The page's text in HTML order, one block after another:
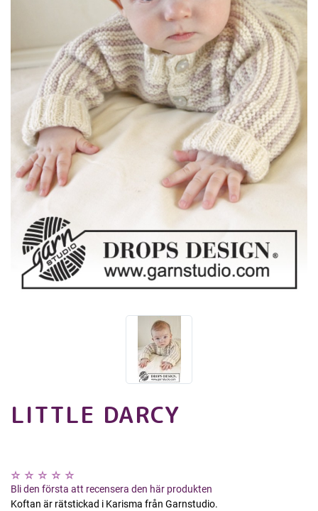
LITTLE DARCY
Bli den första att recensera den här produkten
Koftan är rätstickad i Karisma från Garnstudio.